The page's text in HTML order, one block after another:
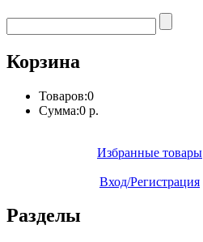
Корзина
Товаров:0
Сумма:0 р.
Избранные товары
Вход/Регистрация
Разделы